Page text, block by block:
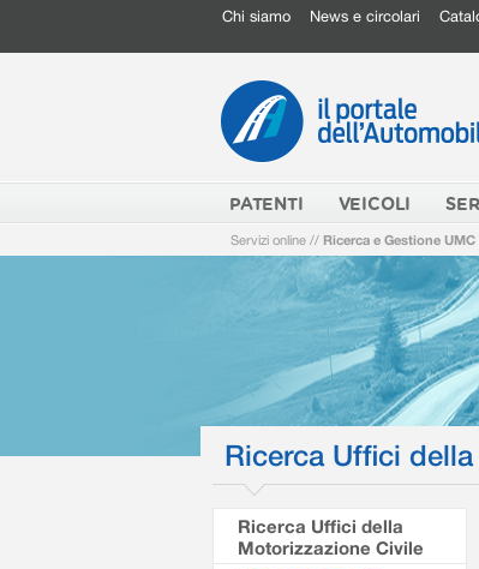
Chi siamo News e circolari
PATENTI VEICOLI
Servizi online // Ricerca e Gestione UMC
Ricerca Uffici
Ricerca Uffici della
Motorizzazione Civile